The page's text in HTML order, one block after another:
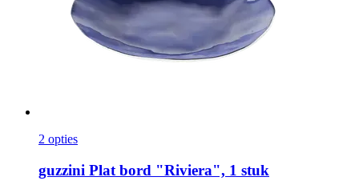
2 opties
guzzini Plat bord "Riviera", 1 stuk